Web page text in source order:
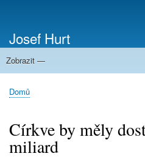
uživatelského
účtuJosef Hurt
Zobrazit —
Domů
Drobečková
Domů
Církve by měly
miliard